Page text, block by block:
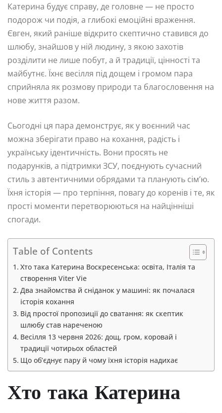
Катерина будує справу, де головне — не просто
подорож чи подія, а глибокі емоційні враження.
Євген, який раніше відкрито скептично ставився до
шлюбу, знайшов у ній людину, з якою захотів
розділити не лише побут, а й традиції, цінності та
майбутнє. Їхнє весілля під дощем і громом пара
сприйняла як розмову природи та благословення на
нове життя разом.
Сьогодні ця пара демонструє, як у воєнний час
можна зберігати право на кохання, радість і
українську ідентичність. Вони просять не
подарунків, а підтримки ЗСУ, поєднують сучасний
стиль з автентичними обрядами та планують сім’ю.
Їхня історія — про терпіння, повагу до коренів і те, як
прості моменти перетворюються на найцінніші
спогади.
Table of Contents
Хто така Катерина Воскресенська: освіта, Італія та
створення Viter Vie
Два знайомства й сніданок у машині: як почалася
історія кохання
Від простої пропозиції до сватання: як скептик
шлюбу став нареченою
Весілля 13 червня 2026: дощ, гром, коровай і
традиції чотирьох областей
Що об’єднує пару й чому їхня історія надихає
Хто така Катерина